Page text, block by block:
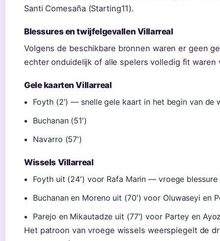
Santi Comesaña (Starting11).
Blessures en twijfelgevallen Villarreal
Volgens de beschikbare bronnen waren er geen
echter onduidelijk of alle spelers volledig fit
Gele kaarten Villarreal
Foyth (2′) — snelle gele kaart in het begin van de
Buchanan (51′)
Navarro (57′)
Wissels Villarreal
Foyth uit (24′) voor Rafa Marin — vroege
Buchanan en Moreno uit (70′) voor Oluwaseyi en
Parejo en Mikautadze uit (77′) voor Partey en
Het patroon van vroege wissels weerspiegelt de